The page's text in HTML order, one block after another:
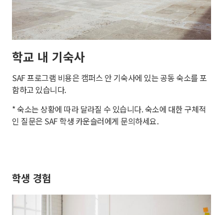
학교 내 기숙사
SAF 프로그램 비용은 캠퍼스 안 기숙사에 있는 공동 숙소를 포
함하고 있습니다.
* 숙소는 상황에 따라 달라질 수 있습니다. 숙소에 대한 구체적
인 질문은 SAF 학생 카운슬러에게 문의하세요.
학생 경험